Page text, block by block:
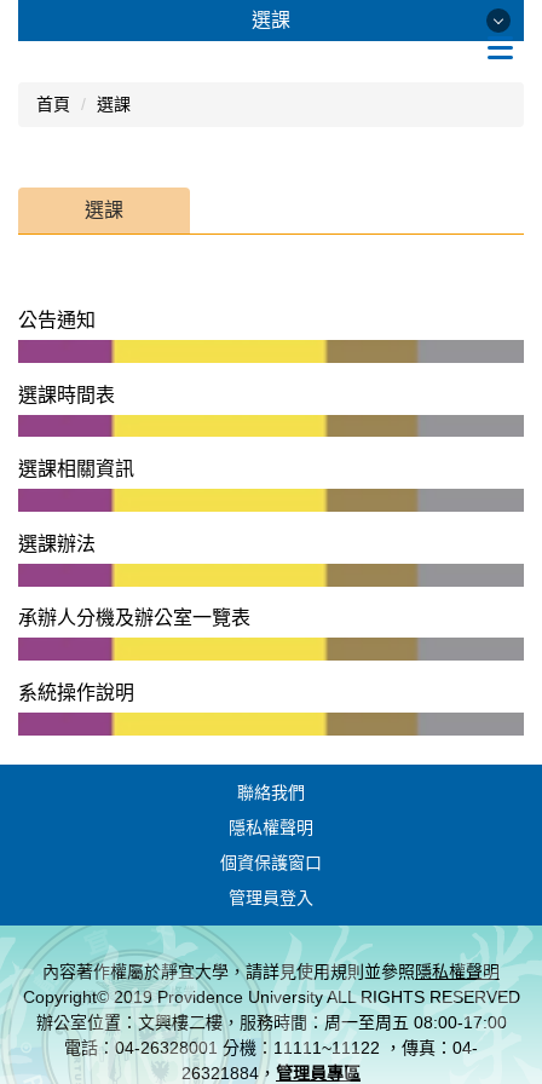
到
選課
選課
選課時間表
選課辦法
首頁 選課
選課
公告通知
選課時間表
選課相關資訊
選課辦法
承辦人分機及辦公室一覽表
系統操作說明
聯絡我們
隱私權聲明
個資保護窗口
管理員登入
內容著作權屬於靜宜大學，請詳見使用規則並參照隱私權聲明
Copyright© 2019 Providence University ALL RIGHTS RESERVED
辦公室位置：文興樓二樓，服務時間：周一至周五 08:00-17:00
電話：04-26328001 分機：11111~11122 ，傳真：04-
26321884， 管理員專區